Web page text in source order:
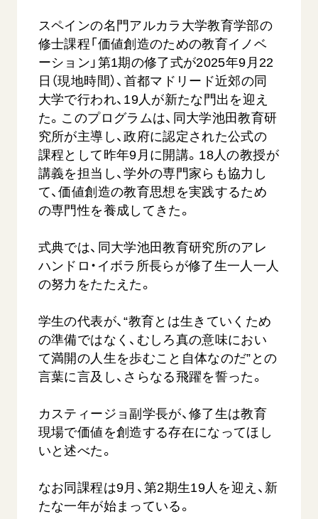
入会について
関連団体
道府県中心会館
聖教ブックストア
soka youth media
Soka Gakkai グローバルサイト
SGIピースサイト
SOKA PICKS すべて見る
【被爆証言】「原爆の子」として生きた80年
広島県 早志百…
2026.08.06
広島
スペインの名門アルカラ大学教育学部の
修士課程「価値創造のための教育イノベ
ーション」第1期の修了式が2025年9月22
日（現地時間）、首都マドリード近郊の同
大学で行われ、19人が新たな門出を迎え
た。このプログラムは、同大学池田教育研
究所が主導し、政府に認定された公式の
課程として昨年9月に開講。18人の教授が
講義を担当し、学外の専門家らも協力し
て、価値創造の教育思想を実践するため
の専門性を養成してきた。
式典では、同大学池田教育研究所のアレ
ハンドロ・イボラ所長らが修了生一人一人
の努力をたたえた。
学生の代表が、“教育とは生きていくため
の準備ではなく、むしろ真の意味におい
て満開の人生を歩むこと自体なのだ”との
言葉に言及し、さらなる飛躍を誓った。
カスティージョ副学長が、修了生は教育
現場で価値を創造する存在になってほし
いと述べた。
なお同課程は9月、第2期生19人を迎え、新
たな一年が始まっている。